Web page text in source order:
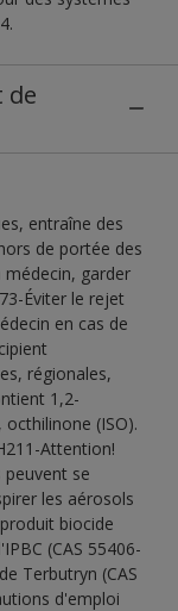
de
entraîne des
de portée des
médecin, garder
Éviter le rejet
en cas de
régionales,
1,2-
(ISO).
Attention!
se
les aérosols
biocide
(CAS 55406-
Terbutryn (CAS
d'emploi